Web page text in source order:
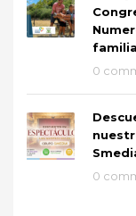
0
0